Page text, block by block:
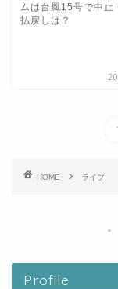
ムは台風15号で中止
払戻しは？
HOME ライブ
Profile